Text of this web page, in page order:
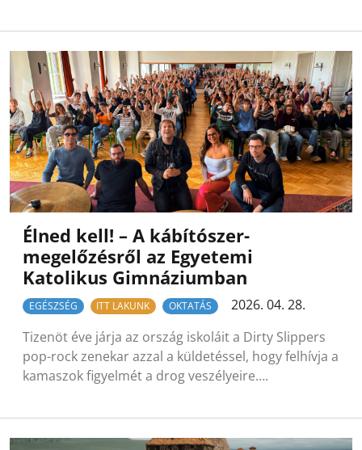
Élned kell! – A kábítószer-
megelőzésről az Egyetemi
Katolikus Gimnáziumban
EGÉSZSÉG ITT LAKUNK OKTATÁS
2026. 04. 28.
Tizenöt éve járja az ország iskoláit a Dirty Slippers
pop-rock zenekar azzal a küldetéssel, hogy felhívja a
kamaszok figyelmét a drog veszélyeire….